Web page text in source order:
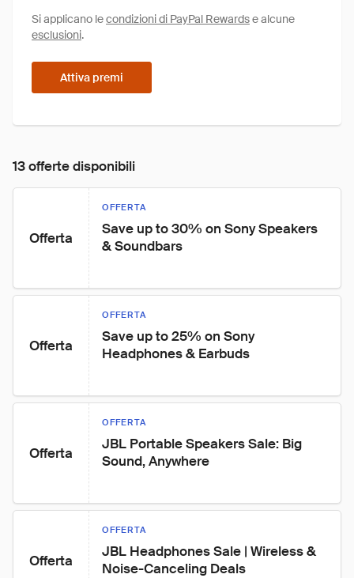
Si applicano lecondizioni di PayPal Rewardse alcune
esclusioni.
Attiva premi
13 offerte disponibili
Offerta
OFFERTA
Save up to 30% on Sony Speakers
& Soundbars
Offerta
OFFERTA
Save up to 25% on Sony
Headphones & Earbuds
Offerta
OFFERTA
JBL Portable Speakers Sale: Big
Sound, Anywhere
Offerta
OFFERTA
JBL Headphones Sale | Wireless &
Noise-Canceling Deals